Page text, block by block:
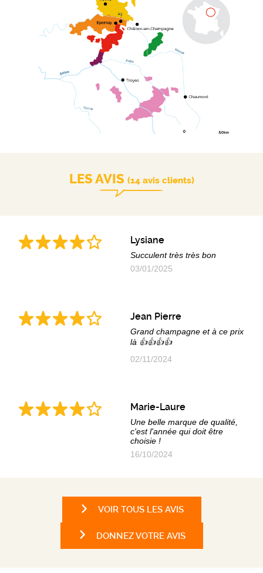
LES AVIS (14 avis clients)
Lysiane
Succulent très très bon
03/01/2025
Jean Pierre
Grand champagne et à ce prix
là 👍👍👍👍
02/11/2024
Marie-Laure
Une belle marque de qualité,
c'est l'année qui doit être
choisie !
16/10/2024
VOIR TOUS LES AVIS
DONNEZ VOTRE AVIS